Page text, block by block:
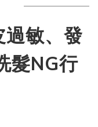
過敏、發
髮NG行